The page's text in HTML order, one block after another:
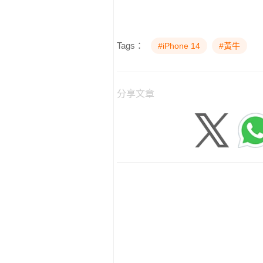
Tags： #iPhone 14 #黃牛
分享文章